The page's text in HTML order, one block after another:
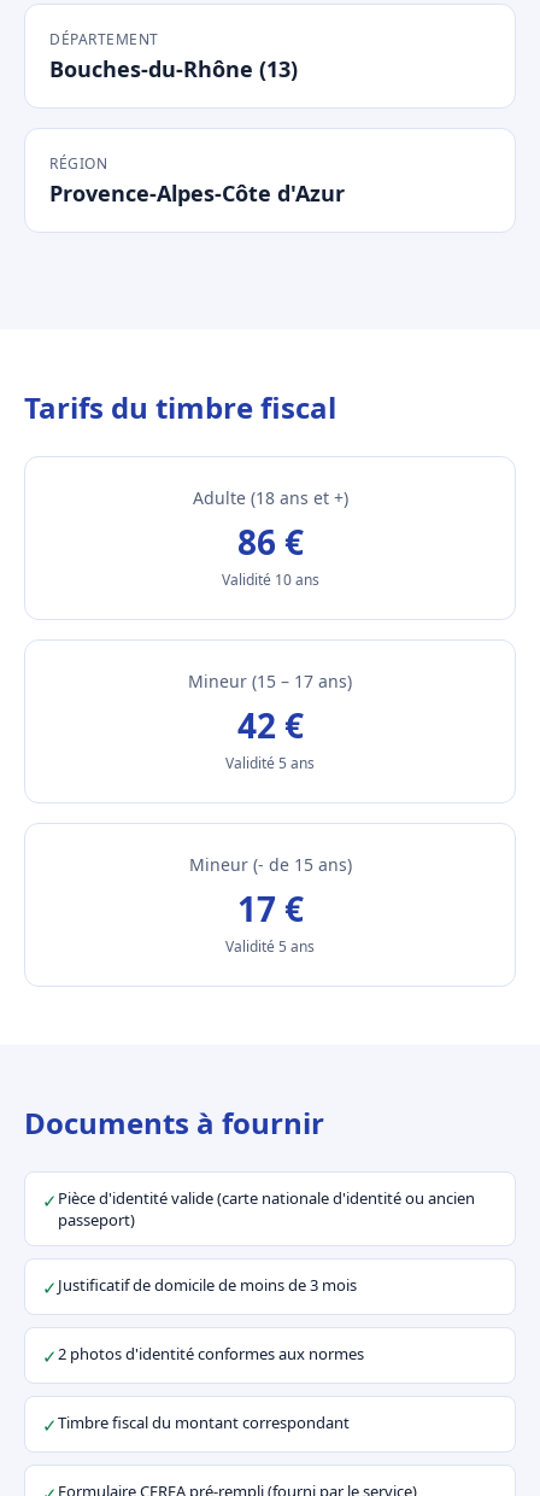
DÉPARTEMENT
Bouches-du-Rhône (13)
RÉGION
Provence-Alpes-Côte d'Azur
Tarifs du timbre fiscal
Adulte (18 ans et +)
86 €
Validité 10 ans
Mineur (15 – 17 ans)
42 €
Validité 5 ans
Mineur (- de 15 ans)
17 €
Validité 5 ans
Documents à fournir
✓ Pièce d'identité valide (carte nationale d'identité ou ancien
passeport)
✓Justificatif de domicile de moins de 3 mois
✓2 photos d'identité conformes aux normes
✓Timbre fiscal du montant correspondant
Formulaire CERFA pré-rempli (fourni par le service)